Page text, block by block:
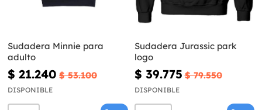
Sudadera Minnie para
adulto
$ 21.240 $ 53.100
DISPONIBLE
Sudadera Jurassic park
logo
$ 39.775 $ 79.550
DISPONIBLE